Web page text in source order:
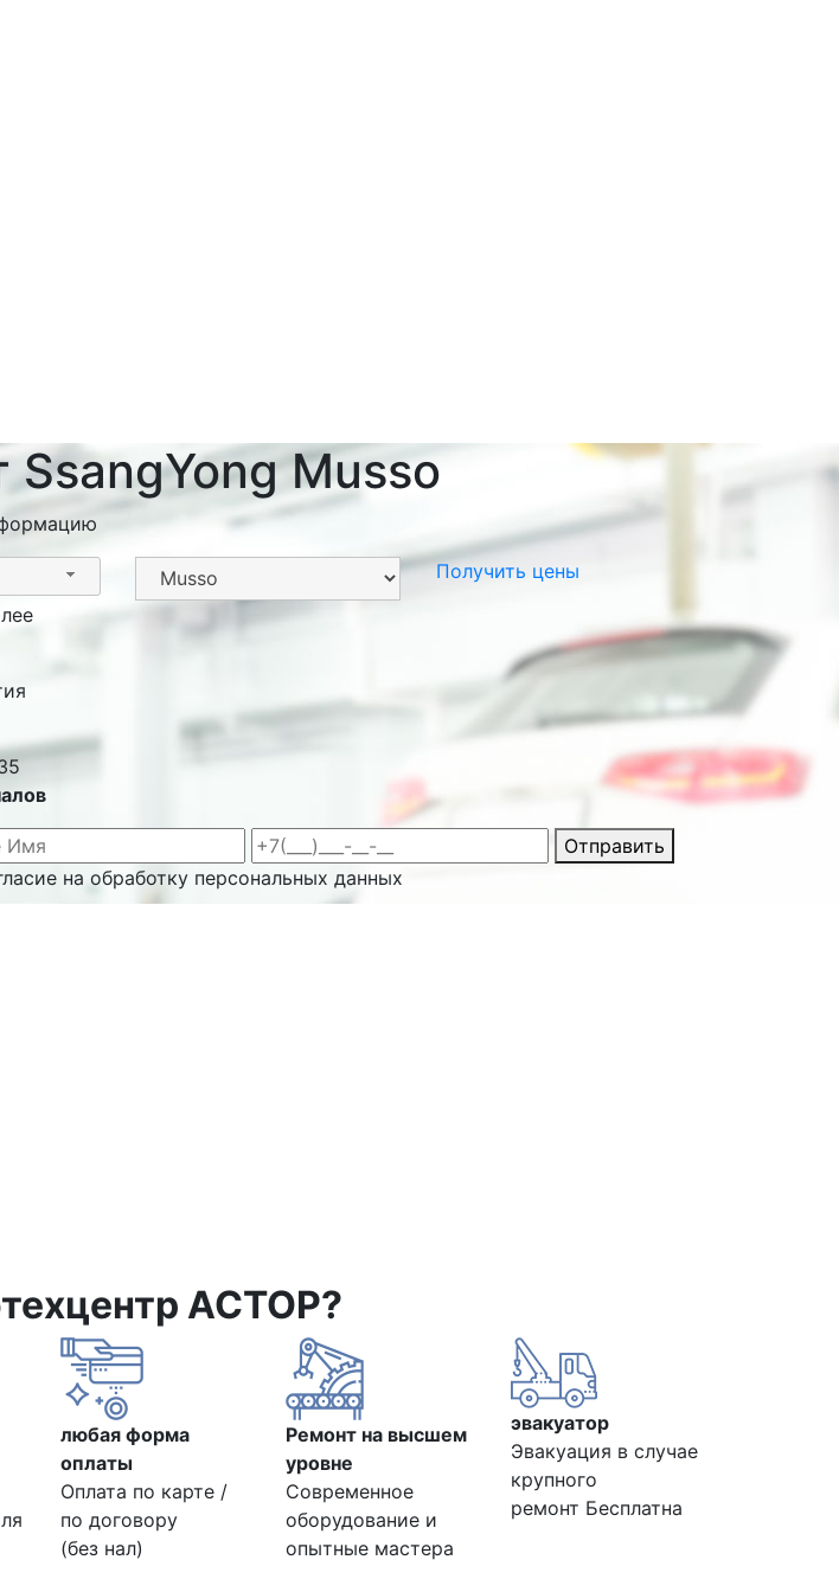
SsangYong Musso
Получить цены
Отправить
на обработку персональных данных
АСТОР?
любая форма
оплаты
Оплата по карте /
по договору
(без нал)
Ремонт на высшем
уровне
Современное
оборудование и
опытные мастера
эвакуатор
Эвакуация в случае
крупного
ремонт Бесплатна